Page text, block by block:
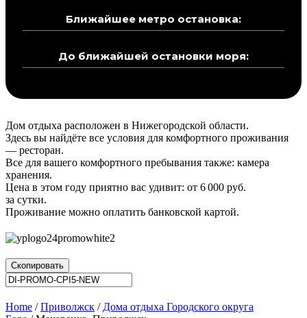
Ближайшее метро остановка:
До ближайшей остановки моря:
Дом отдыха расположен в Нижегородской области.
Здесь вы найдёте все условия для комфортного проживания
— ресторан.
Все для вашего комфортного пребывания также: камера
хранения.
Цена в этом году приятно вас удивит: от 6 000 руб.
за сутки.
Проживание можно оплатить банковской картой.
Скопировать
Home /Приволжск / Дома отдыха Городского округа